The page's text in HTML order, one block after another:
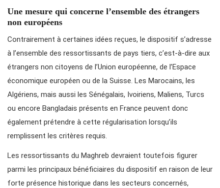
Une mesure qui concerne l’ensemble des étrangers
non européens
Contrairement à certaines idées reçues, le dispositif s’adresse
à l’ensemble des ressortissants de pays tiers, c’est-à-dire aux
étrangers non citoyens de l’Union européenne, de l’Espace
économique européen ou de la Suisse. Les Marocains, les
Algériens, mais aussi les Sénégalais, Ivoiriens, Maliens, Turcs
ou encore Bangladais présents en France peuvent donc
également prétendre à cette régularisation lorsqu’ils
remplissent les critères requis.
Les ressortissants du Maghreb devraient toutefois figurer
parmi les principaux bénéficiaires du dispositif en raison de leur
forte présence historique dans les secteurs concernés,